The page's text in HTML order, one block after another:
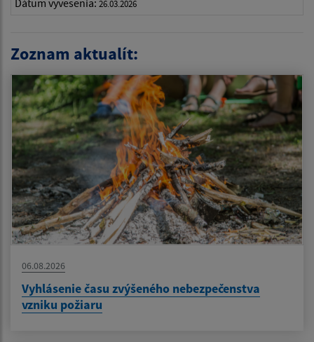
Dátum vyvesenia: 26.03.2026
Zoznam aktualít:
06.08.2026
Vyhlásenie času zvýšeného nebezpečenstva
vzniku požiaru